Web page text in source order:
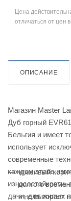
Цена
отличаться от цен
ОПИСАНИЕ
Магазин Master
Дуб горный
Бельгия и имеет
использует
современные
каждом этапе
дачи, для жилых
красивый
долгого
и не выгорает